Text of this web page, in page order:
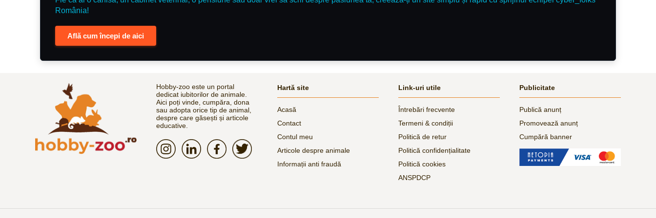
România!
Află cum începi de aici
Hobby-zoo este un portal
dedicat iubitorilor de animale.
Aici poți vinde, cumpăra, dona
sau adopta orice tip de animal,
despre care găsești și articole
educative.
Hartă site
Acasă
Contact
Contul meu
Articole despre animale
Informații anti fraudă
Link-uri utile
Întrebări frecvente
Termeni & condiții
Politică de retur
Politică confidențialitate
Politică cookies
ANSPDCP
Publicitate
Publică anunț
Promovează anunț
Cumpără banner